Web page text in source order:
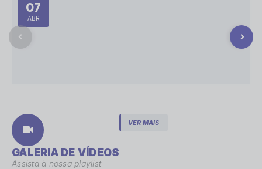
07/04/2026
O CASTRAMÓVEL CHEGOU EM ALTO RIO DOCE!
07
ABR
GALERIA DE VÍDEOS
Assista à nossa playlist
VER MAIS